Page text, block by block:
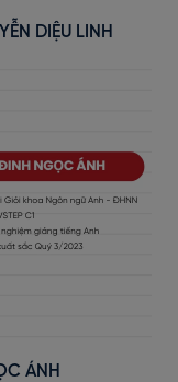
DIỆU LINH
ÁNH